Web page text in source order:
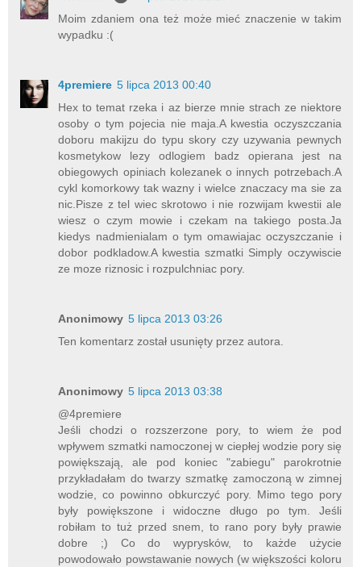
Moim zdaniem ona też może mieć znaczenie w takim
wypadku :(
4premiere 5 lipca 2013 00:40
Hex to temat rzeka i az bierze mnie strach ze niektore
osoby o tym pojecia nie maja.A kwestia oczyszczania
doboru makijzu do typu skory czy uzywania pewnych
kosmetykow lezy odlogiem badz opierana jest na
obiegowych opiniach kolezanek o innych potrzebach.A
cykl komorkowy tak wazny i wielce znaczacy ma sie za
nic.Pisze z tel wiec skrotowo i nie rozwijam kwestii ale
wiesz o czym mowie i czekam na takiego posta.Ja
kiedys nadmienialam o tym omawiajac oczyszczanie i
dobor podkladow.A kwestia szmatki Simply oczywiscie
ze moze riznosic i rozpulchniac pory.
Anonimowy 5 lipca 2013 03:26
Ten komentarz został usunięty przez autora.
Anonimowy 5 lipca 2013 03:38
@4premiere
Jeśli chodzi o rozszerzone pory, to wiem że pod
wpływem szmatki namoczonej w ciepłej wodzie pory się
powiększają, ale pod koniec "zabiegu" parokrotnie
przykładałam do twarzy szmatkę zamoczoną w zimnej
wodzie, co powinno obkurczyć pory. Mimo tego pory
były powiększone i widoczne długo po tym. Jeśli
robiłam to tuż przed snem, to rano pory były prawie
dobre ;) Co do wyprysków, to każde użycie
powodowało powstawanie nowych (w większości koloru